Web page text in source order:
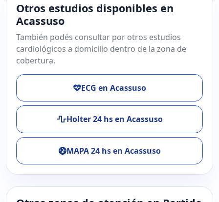
Otros estudios disponibles en
Acassuso
También podés consultar por otros estudios
cardiológicos a domicilio dentro de la zona de
cobertura.
ECG en Acassuso
Holter 24 hs en Acassuso
MAPA 24 hs en Acassuso